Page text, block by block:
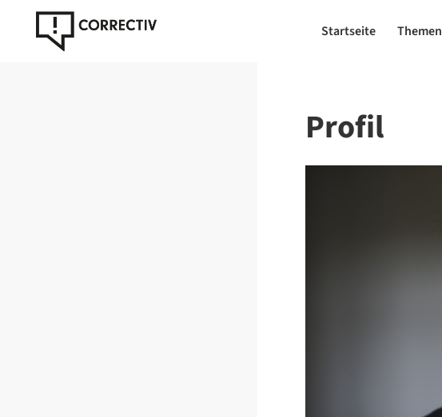
Startseite Themen
Profil